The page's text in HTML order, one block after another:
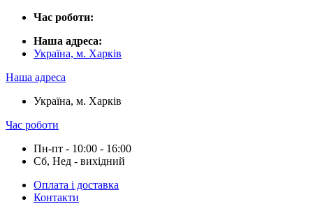
Час роботи:
Наша адреса:
Україна, м. Харків
Наша адреса
Україна, м. Харків
Час роботи
Пн-пт - 10:00 - 16:00
Сб, Нед - вихідний
Оплата і доставка
Контакти